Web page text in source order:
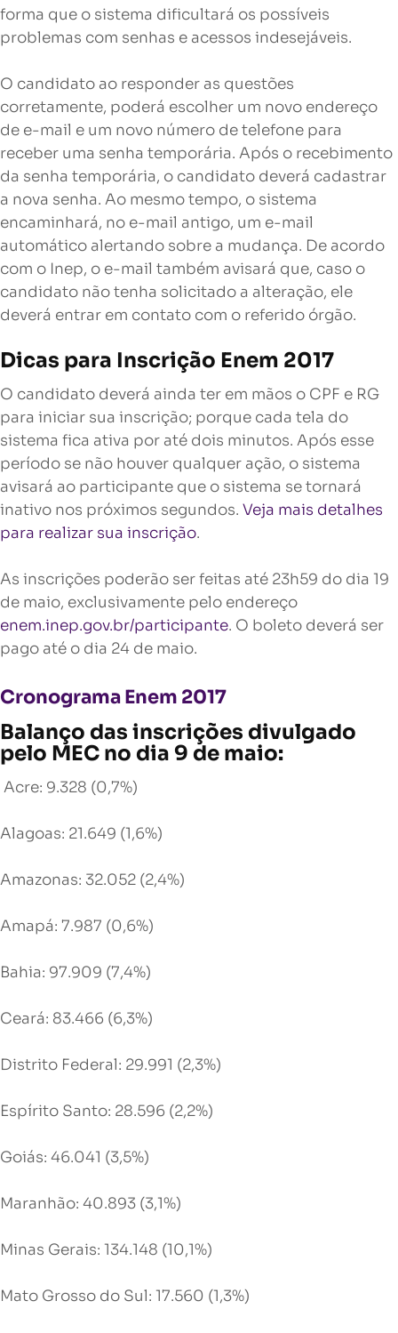
forma que o sistema dificultará os possíveis
problemas com senhas e acessos indesejáveis.
O candidato ao responder as questões
corretamente, poderá escolher um novo endereço
de e-mail e um novo número de telefone para
receber uma senha temporária. Após o recebimento
da senha temporária, o candidato deverá cadastrar
a nova senha. Ao mesmo tempo, o sistema
encaminhará, no e-mail antigo, um e-mail
automático alertando sobre a mudança. De acordo
com o Inep, o e-mail também avisará que, caso o
candidato não tenha solicitado a alteração, ele
deverá entrar em contato com o referido órgão.
Dicas para Inscrição Enem 2017
O candidato deverá ainda ter em mãos o CPF e RG
para iniciar sua inscrição; porque cada tela do
sistema fica ativa por até dois minutos. Após esse
período se não houver qualquer ação, o sistema
avisará ao participante que o sistema se tornará
inativo nos próximos segundos. Veja mais detalhes
para realizar sua inscrição.
As inscrições poderão ser feitas até 23h59 do dia 19
de maio, exclusivamente pelo endereço
enem.inep.gov.br/participante. O boleto deverá ser
pago até o dia 24 de maio.
Cronograma Enem 2017
Balanço das inscrições divulgado
pelo MEC no dia 9 de maio:
Acre: 9.328 (0,7%)
Alagoas: 21.649 (1,6%)
Amazonas: 32.052 (2,4%)
Amapá: 7.987 (0,6%)
Bahia: 97.909 (7,4%)
Ceará: 83.466 (6,3%)
Distrito Federal: 29.991 (2,3%)
Espírito Santo: 28.596 (2,2%)
Goiás: 46.041 (3,5%)
Maranhão: 40.893 (3,1%)
Minas Gerais: 134.148 (10,1%)
Mato Grosso do Sul: 17.560 (1,3%)